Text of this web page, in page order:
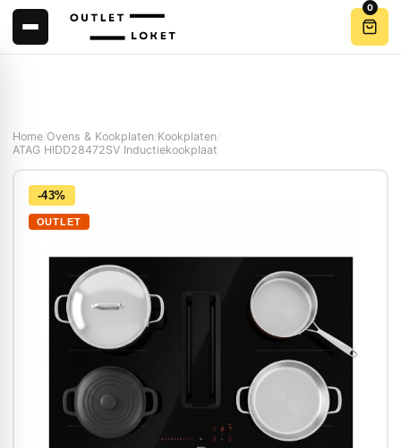
0
Home Ovens & Kookplaten Kookplaten
ATAG HIDD28472SV Inductiekookplaat
-43%
OUTLET